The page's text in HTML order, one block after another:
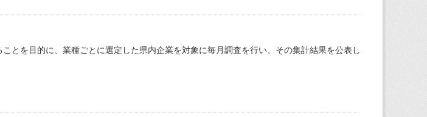
とを目的に、業種ごとに選定した県内企業を対象に毎月調査を行い、その集計結果を公表し